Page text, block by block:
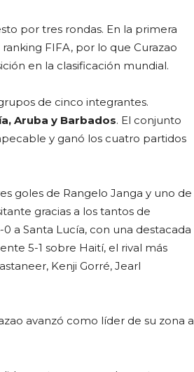
por tres rondas. En la primera
FIFA, por lo que Curazao
en la clasificación mundial.
de cinco integrantes.
Aruba y Barbados. El conjunto
y ganó los cuatro partidos
goles de Rangelo Janga y uno de
gracias a los tantos de
a Santa Lucía, con una destacada
5-1 sobre Haití, el rival más
Kenji Gorré, Jearl
avanzó como líder de su zona a